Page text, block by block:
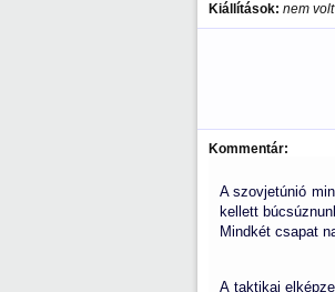
Kiállítások: nem
Kommentár:
A szovjetúnió
kellett
Mindkét csapat
A taktikai